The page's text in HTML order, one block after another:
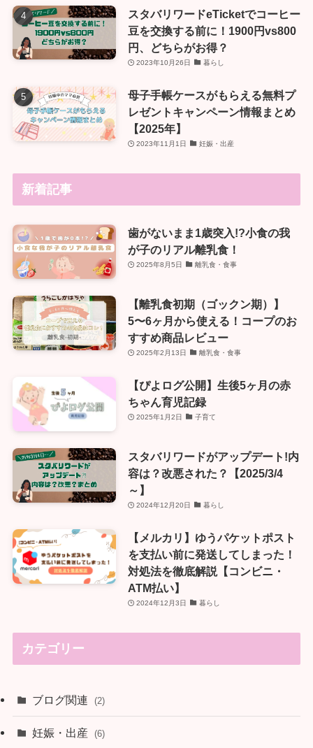
スタバリワードeTicketでコーヒー
豆を交換する前に！1900円vs800
円、どちらがお得？
2023年10月26日 暮らし
母子手帳ケースがもらえる無料プ
レゼントキャンペーン情報まとめ
【2025年】
2023年11月1日 妊娠・出産
新着記事
歯がないまま1歳突入!?小食の我
が子のリアル離乳食！
2025年8月5日 離乳食・食事
【離乳食初期（ゴックン期）】
5〜6ヶ月から使える！コープのお
すすめ商品レビュー
2025年2月13日 離乳食・食事
【ぴよログ公開】生後5ヶ月の赤
ちゃん育児記録
2025年1月2日 子育て
スタバリワードがアップデート!内
容は？改悪された？【2025/3/4
～】
2024年12月20日 暮らし
【メルカリ】ゆうパケットポスト
を支払い前に発送してしまった！
対処法を徹底解説【コンビニ・
ATM払い】
2024年12月3日 暮らし
カテゴリー
ブログ関連 (2)
妊娠・出産 (6)